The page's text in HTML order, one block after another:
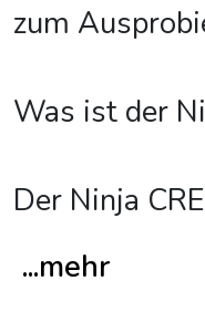
zum
Was ist der
Der Ninja
...mehr